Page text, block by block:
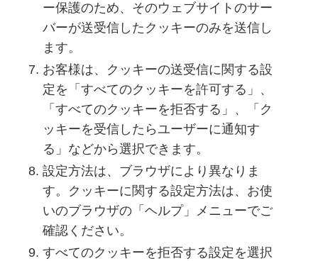
ー保護のため、そのウェブサイトのサー
バーが送受信したクッキーのみを送信し
ます。
お客様は、クッキーの送受信に関する設
定を「すべてのクッキーを許可する」、
「すべてのクッキーを拒否する」、「ク
ッキーを受信したらユーザーに通知す
る」などから選択できます。
設定方法は、ブラウザにより異なりま
す。クッキーに関する設定方法は、お使
いのブラウザの「ヘルプ」メニューでご
確認ください。
すべてのクッキーを拒否する設定を選択